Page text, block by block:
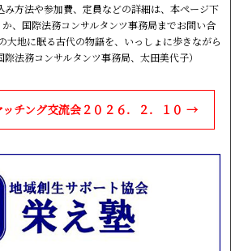
方法や参加費、定員などの詳細は、本ページ下
、国際法務コンサルタンツ事務局までお問い合
地に眠る古代の物語を、いっしょに歩きながら
法務コンサルタンツ事務局、太田美代子）
チング交流会２０２６．２．１０ →